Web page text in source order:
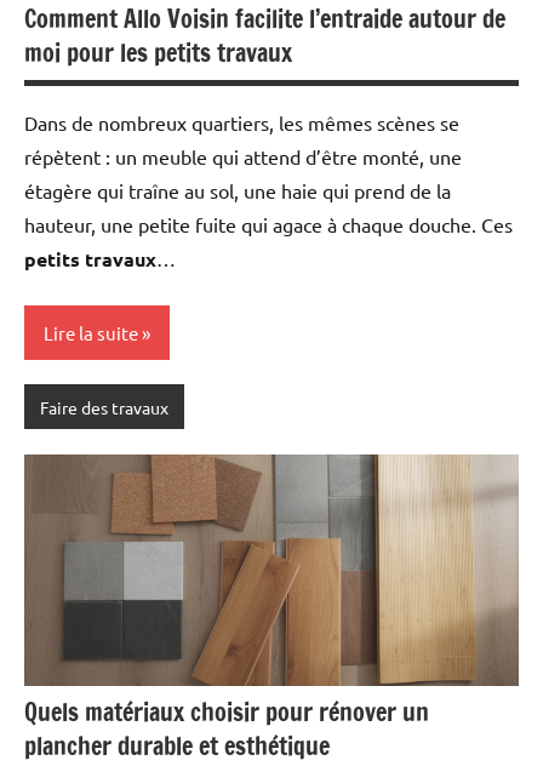
Comment Allo Voisin facilite l’entraide autour de
moi pour les petits travaux
Dans de nombreux quartiers, les mêmes scènes se
répètent : un meuble qui attend d’être monté, une
étagère qui traîne au sol, une haie qui prend de la
hauteur, une petite fuite qui agace à chaque douche. Ces
petits travaux…
Lire la suite
Faire des travaux
Quels matériaux choisir pour rénover un
plancher durable et esthétique